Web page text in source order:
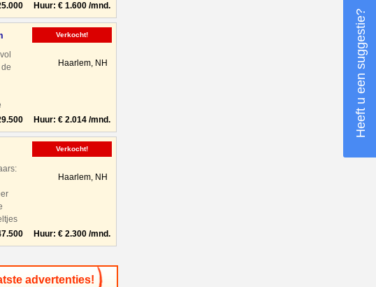
25.000 Huur: € 1.600 /mnd.
en
Haarlem, NH
29.500 Huur: € 2.014 /mnd.
Verkocht!
Haarlem, NH
47.500 Huur: € 2.300 /mnd.
Verkocht!
advertenties!
Heeft u een suggestie?